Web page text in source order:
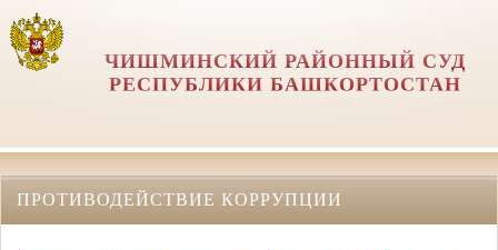
ЧИШМИНСКИЙ РАЙОННЫЙ СУД
РЕСПУБЛИКИ БАШКОРТОСТАН
ПРОТИВОДЕЙСТВИЕ КОРРУПЦИИ